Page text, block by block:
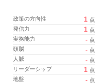
政策の方向性 1 点
発信力
1 点
実務能力
- 点
頭脳
- 点
人脈
- 点
リーダーシップ
1 点
地盤
- 点